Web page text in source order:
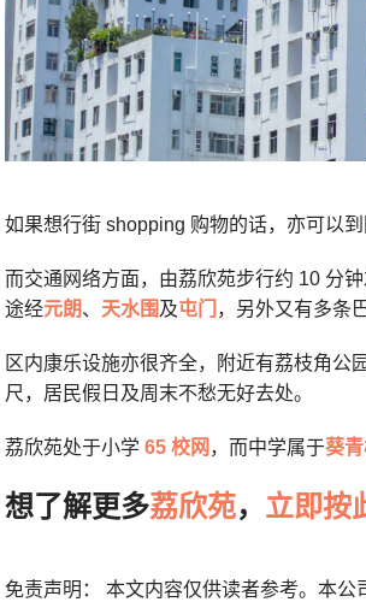
如果想行街 shopping 购物的话，亦可以
而交通网络方面，由荔欣苑步行约 10 分
途经元朗、 天水围及屯门 ，另外又有多条
区内康乐设施亦很齐全，附近有荔枝角公
尺，居民假日及周末不愁无好去处。
荔欣苑处于小学 65 校网 ，而中学属于葵
想了解更多荔欣苑， 立即按
免责声明： 本文内容仅供读者参考。本